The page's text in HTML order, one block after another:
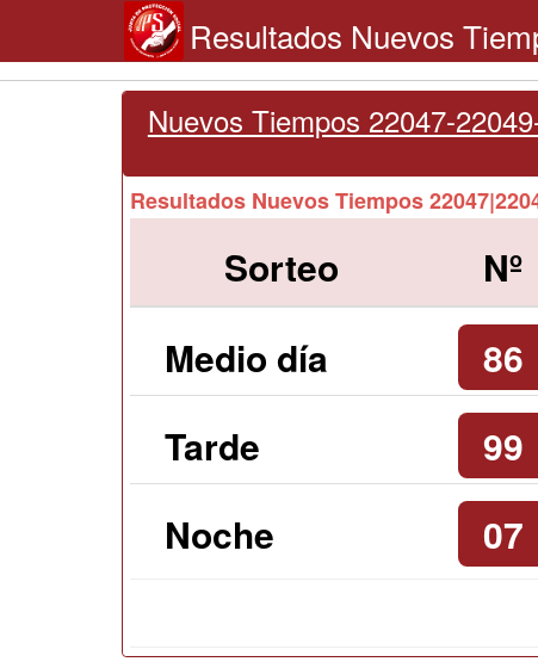
Resultados Nuevos
Nuevos Tiempos 22047-
Resultados Nuevos Tiempos
Sorteo Nº
Medio día
86
Tarde
99
Noche
07